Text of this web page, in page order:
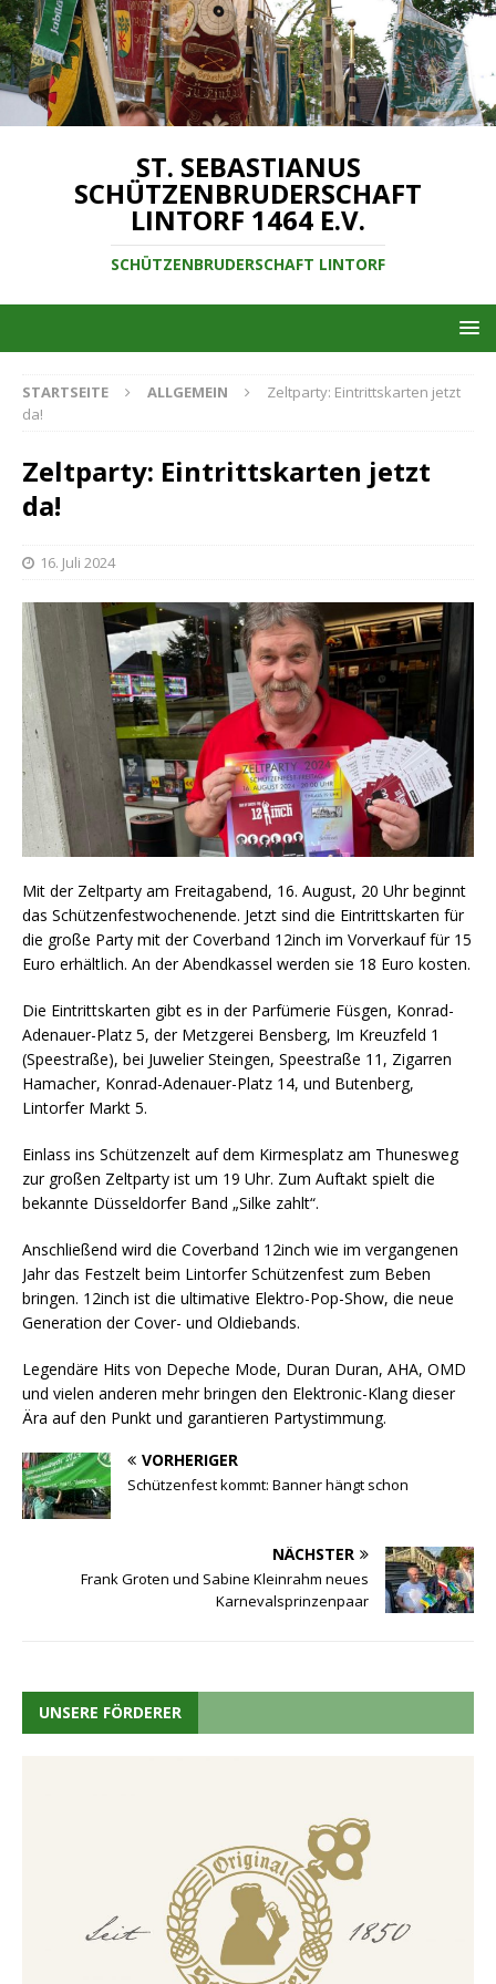
ST. SEBASTIANUS
SCHÜTZENBRUDERSCHAFT
LINTORF 1464 E.V.
SCHÜTZENBRUDERSCHAFT LINTORF
STARTSEITE ALLGEMEIN
Zeltparty: Eintrittskarten jetzt
da!
Zeltparty: Eintrittskarten jetzt
da!
16. Juli 2024
Mit der Zeltparty am Freitagabend, 16. August, 20 Uhr beginnt
das Schützenfestwochenende. Jetzt sind die Eintrittskarten für
die große Party mit der Coverband 12inch im Vorverkauf für 15
Euro erhältlich. An der Abendkassel werden sie 18 Euro kosten.
Die Eintrittskarten gibt es in der Parfümerie Füsgen, Konrad-
Adenauer-Platz 5, der Metzgerei Bensberg, Im Kreuzfeld 1
(Speestraße), bei Juwelier Steingen, Speestraße 11, Zigarren
Hamacher, Konrad-Adenauer-Platz 14, und Butenberg,
Lintorfer Markt 5.
Einlass ins Schützenzelt auf dem Kirmesplatz am Thunesweg
zur großen Zeltparty ist um 19 Uhr. Zum Auftakt spielt die
bekannte Düsseldorfer Band „Silke zahlt“.
Anschließend wird die Coverband 12inch wie im vergangenen
Jahr das Festzelt beim Lintorfer Schützenfest zum Beben
bringen. 12inch ist die ultimative Elektro-Pop-Show, die neue
Generation der Cover- und Oldiebands.
Legendäre Hits von Depeche Mode, Duran Duran, AHA, OMD
und vielen anderen mehr bringen den Elektronic-Klang dieser
Ära auf den Punkt und garantieren Partystimmung.
VORHERIGER
Schützenfest kommt: Banner hängt schon
NÄCHSTER
Frank Groten und Sabine Kleinrahm neues
Karnevalsprinzenpaar
UNSERE FÖRDERER